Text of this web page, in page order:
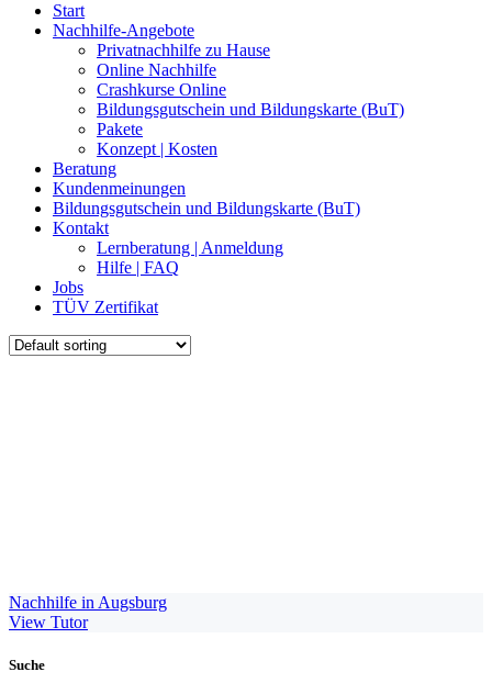
Start
Nachhilfe-Angebote
Privatnachhilfe zu Hause
Online Nachhilfe
Crashkurse Online
Bildungsgutschein und Bildungskarte (BuT)
Pakete
Konzept | Kosten
Beratung
Kundenmeinungen
Bildungsgutschein und Bildungskarte (BuT)
Kontakt
Lernberatung | Anmeldung
Hilfe | FAQ
Jobs
TÜV Zertifikat
Nachhilfe in Augsburg
View Tutor
Suche